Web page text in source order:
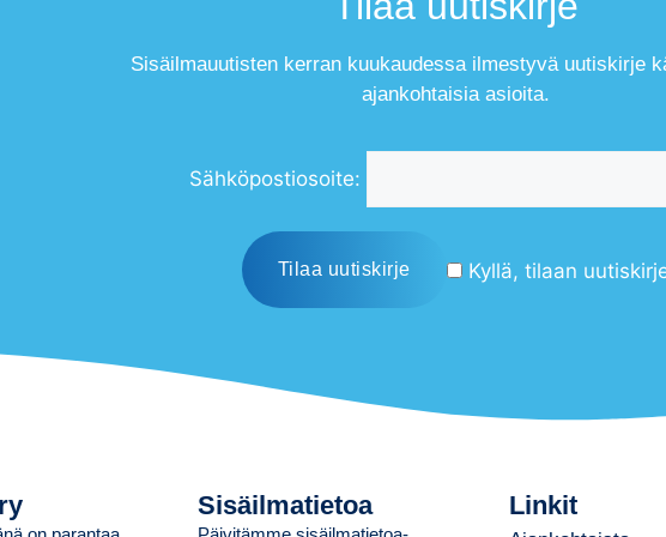
Sisäilmauutisten kerran kuukaudessa ilmestyvä uutiskirje
ajankohtaisia asioita.
Sähköpostiosoite:
Kyllä, tilaan
Sisäilmatietoa Linkit